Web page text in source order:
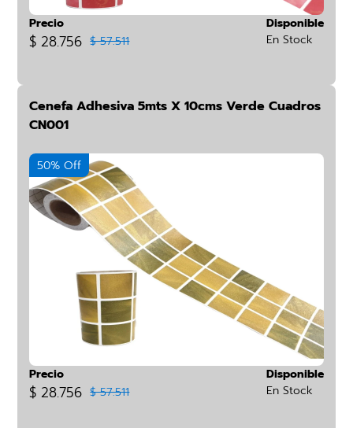
Precio
$ 28.756 $ 57.511
Disponible
En Stock
Cenefa Adhesiva 5mts X 10cms Verde Cuadros
CN001
50% Off
Precio
$ 28.756 $ 57.511
Disponible
En Stock